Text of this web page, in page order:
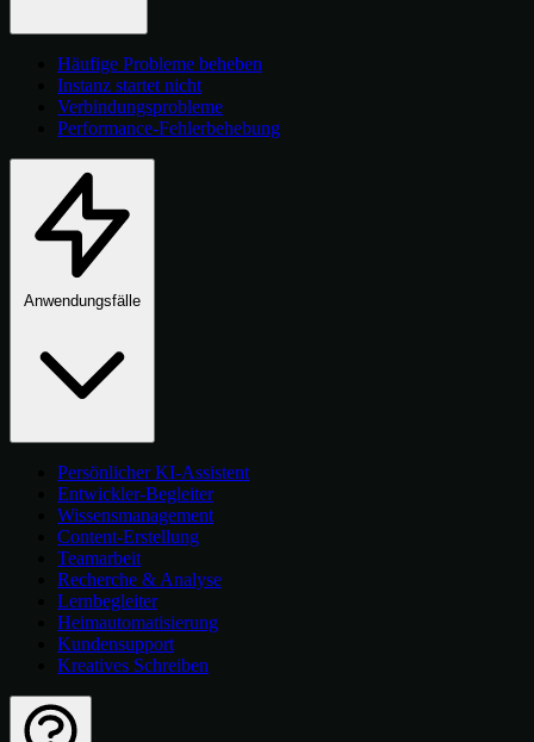
Häufige Probleme beheben
Instanz startet nicht
Verbindungsprobleme
Performance-Fehlerbehebung
Anwendungsfälle
Persönlicher KI-Assistent
Entwickler-Begleiter
Wissensmanagement
Content-Erstellung
Teamarbeit
Recherche & Analyse
Lernbegleiter
Heimautomatisierung
Kundensupport
Kreatives Schreiben